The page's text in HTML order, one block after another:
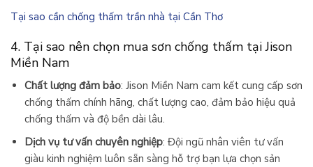
Tại sao cần chống thấm trần nhà tại Cần Thơ
4. Tại sao nên chọn mua sơn chống thấm tại Jison
Miền Nam
Chất lượng đảm bảo: Jison Miền Nam cam kết cung cấp sơn
chống thấm chính hãng, chất lượng cao, đảm bảo hiệu quả
chống thấm và độ bền dài lâu.
Dịch vụ tư vấn chuyên nghiệp: Đội ngũ nhân viên tư vấn
giàu kinh nghiệm luôn sẵn sàng hỗ trợ bạn lựa chọn sản